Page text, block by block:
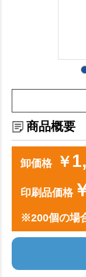
商品概要
卸価格 ￥
印刷品価格
※200個の場